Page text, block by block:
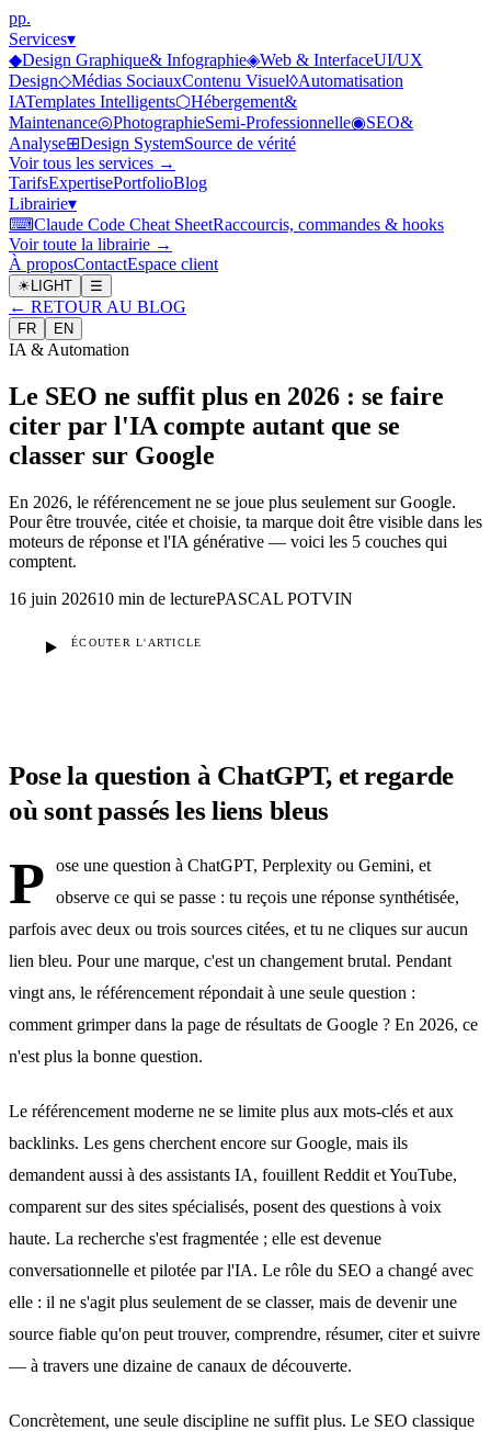
pp.
Services▾
◆Design Graphique& Infographie◈Web & InterfaceUI/UX
Design◇Médias SociauxContenu Visuel◊Automatisation
IATemplates Intelligents⬡Hébergement&
Maintenance◎PhotographieSemi-Professionnelle◉SEO&
Analyse⊞Design SystemSource de vérité
Voir tous les services →
TarifsExpertisePortfolioBlog
Librairie▾
⌨Claude Code Cheat SheetRaccourcis, commandes & hooks
Voir toute la librairie →
À proposContactEspace client
☀ LIGHT ☰
← RETOUR AU BLOG
FR EN
IA & Automation
Le SEO ne suffit plus en 2026 : se faire
citer par l'IA compte autant que se
classer sur Google
En 2026, le référencement ne se joue plus seulement sur Google.
Pour être trouvée, citée et choisie, ta marque doit être visible dans les
moteurs de réponse et l'IA générative — voici les 5 couches qui
comptent.
16 juin 202610 min de lecturePASCAL POTVIN
ÉCOUTER L'ARTICLE
Pose la question à ChatGPT, et regarde
où sont passés les liens bleus
P
ose une question à ChatGPT, Perplexity ou Gemini, et
observe ce qui se passe : tu reçois une réponse synthétisée,
parfois avec deux ou trois sources citées, et tu ne cliques sur aucun
lien bleu. Pour une marque, c'est un changement brutal. Pendant
vingt ans, le référencement répondait à une seule question :
comment grimper dans la page de résultats de Google ? En 2026, ce
n'est plus la bonne question.
Le référencement moderne ne se limite plus aux mots-clés et aux
backlinks. Les gens cherchent encore sur Google, mais ils
demandent aussi à des assistants IA, fouillent Reddit et YouTube,
comparent sur des sites spécialisés, posent des questions à voix
haute. La recherche s'est fragmentée ; elle est devenue
conversationnelle et pilotée par l'IA. Le rôle du SEO a changé avec
elle : il ne s'agit plus seulement de se classer, mais de devenir une
source fiable qu'on peut trouver, comprendre, résumer, citer et suivre
— à travers une dizaine de canaux de découverte.
Concrètement, une seule discipline ne suffit plus. Le SEO classique